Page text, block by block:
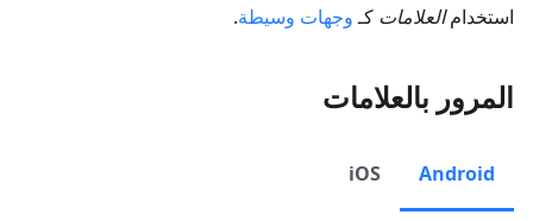
استخدامالعلامات كـوجهات وسيطة.
المرور بالعلامات
Android
iOS